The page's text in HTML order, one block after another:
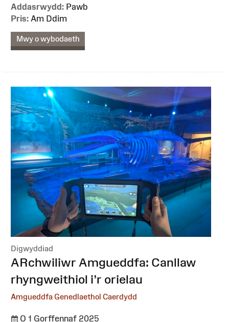
Addasrwydd: Pawb
Pris: Am Ddim
Mwy o wybodaeth
Digwyddiad
:ARchwiliwr Amgueddfa: Canllaw
rhyngweithiol i’r orielau
Amgueddfa Genedlaethol Caerdydd
O 1 Gorffennaf 2025